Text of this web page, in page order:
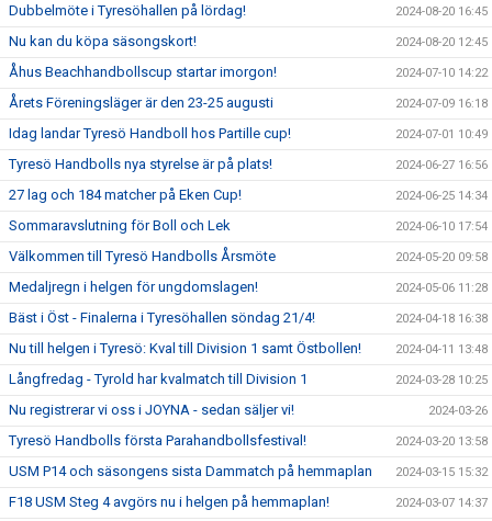
Dubbelmöte i Tyresöhallen på lördag! 2024-08-20 16:45
Nu kan du köpa säsongskort! 2024-08-20 12:45
Åhus Beachhandbollscup startar imorgon! 2024-07-10 14:22
Årets Föreningsläger är den 23-25 augusti 2024-07-09 16:18
Idag landar Tyresö Handboll hos Partille cup! 2024-07-01 10:49
Tyresö Handbolls nya styrelse är på plats! 2024-06-27 16:56
27 lag och 184 matcher på Eken Cup! 2024-06-25 14:34
Sommaravslutning för Boll och Lek 2024-06-10 17:54
Välkommen till Tyresö Handbolls Årsmöte 2024-05-20 09:58
Medaljregn i helgen för ungdomslagen! 2024-05-06 11:28
Bäst i Öst - Finalerna i Tyresöhallen söndag 21/4! 2024-04-18 16:38
Nu till helgen i Tyresö: Kval till Division 1 samt Östbollen! 2024-04-11 13:48
Långfredag - Tyrold har kvalmatch till Division 1 2024-03-28 10:25
Nu registrerar vi oss i JOYNA - sedan säljer vi! 2024-03-26
Tyresö Handbolls första Parahandbollsfestival! 2024-03-20 13:58
USM P14 och säsongens sista Dammatch på hemmaplan 2024-03-15 15:32
F18 USM Steg 4 avgörs nu i helgen på hemmaplan! 2024-03-07 14:37